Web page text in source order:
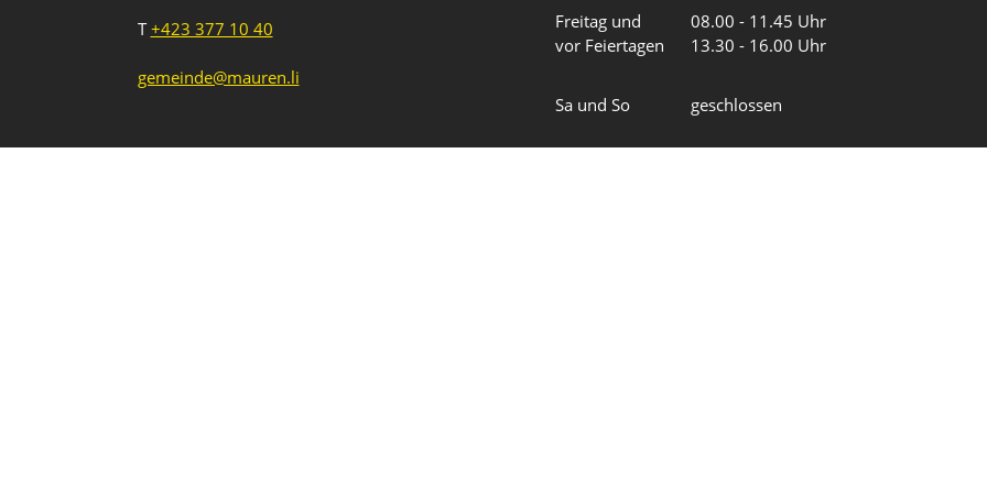
T+423 377 10 40
gemeinde@mauren.li
Freitag und
vor Feiertagen
08.00 - 11.45 Uhr
13.30 - 16.00 Uhr
Sa und So geschlossen